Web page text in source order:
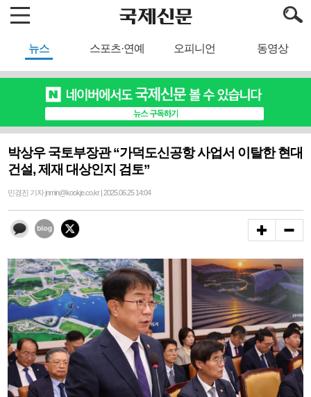
뉴스 스포츠·연예 오피니언 동영상
박상우 국토부장관 “가덕도신공항 사업서 이탈한 현대
건설, 제재 대상인지 검토”
민경진 기자 jnmin@kookje.co.kr | 2025.06.25 14:04